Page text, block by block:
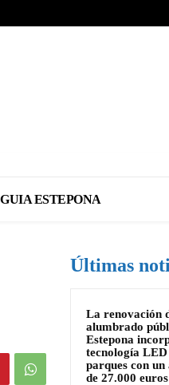
GUIA ESTEPONA
Últimas
La renovación
alumbrado
Estepona
tecnología LED
parques con
de 27.000 euros